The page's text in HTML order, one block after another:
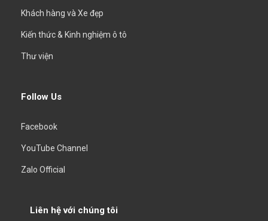
Khách hàng và Xe đẹp
Kiến thức & Kinh nghiệm ô tô
Thư viện
Follow Us
Facebook
YouTube Channel
Zalo Official
Liên hệ với chúng tôi